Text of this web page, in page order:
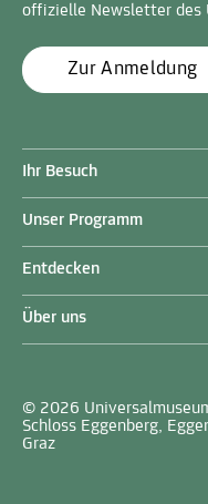
offizielle Newsletter des
Zur Anmeldung
Ihr Besuch
Unser Programm
Entdecken
Über uns
© 2026
Schloss Eggenberg,
Graz